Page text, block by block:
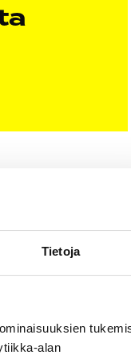
Tietoja
alan
on voimassa